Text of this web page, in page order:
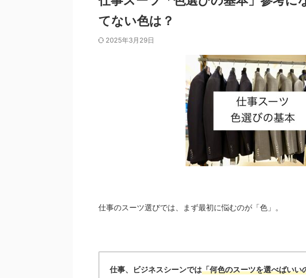
てない色は？
2025年3月29日
仕事のスーツ選びでは、まず最初に悩むのが「色」。
仕事、ビジネスシーンでは「何色のスーツを選べばいい